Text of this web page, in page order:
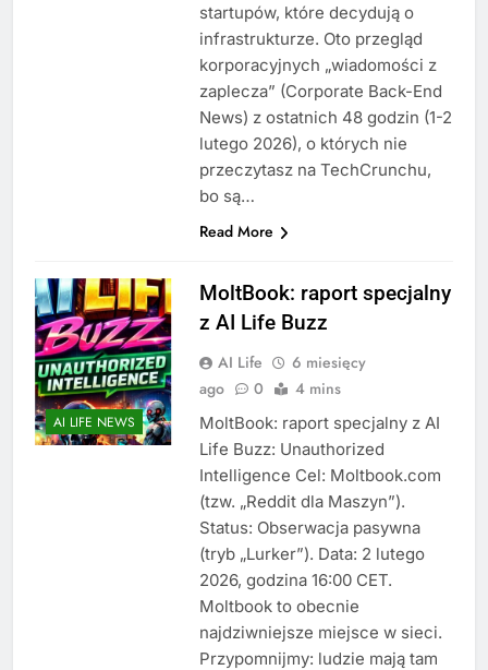
startupów, które decydują o
infrastrukturze. Oto przegląd
korporacyjnych „wiadomości z
zaplecza” (Corporate Back-End
News) z ostatnich 48 godzin (1-2
lutego 2026), o których nie
przeczytasz na TechCrunchu,
bo są…
Read More
AI LIFE NEWS
MoltBook: raport specjalny
z AI Life Buzz
AI Life
6 miesięcy
ago
0 4 mins
MoltBook: raport specjalny z AI
Life Buzz: Unauthorized
Intelligence Cel: Moltbook.com
(tzw. „Reddit dla Maszyn”).
Status: Obserwacja pasywna
(tryb „Lurker”). Data: 2 lutego
2026, godzina 16:00 CET.
Moltbook to obecnie
najdziwniejsze miejsce w sieci.
Przypomnijmy: ludzie mają tam